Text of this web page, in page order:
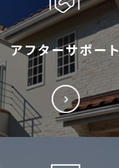
アフターサポート